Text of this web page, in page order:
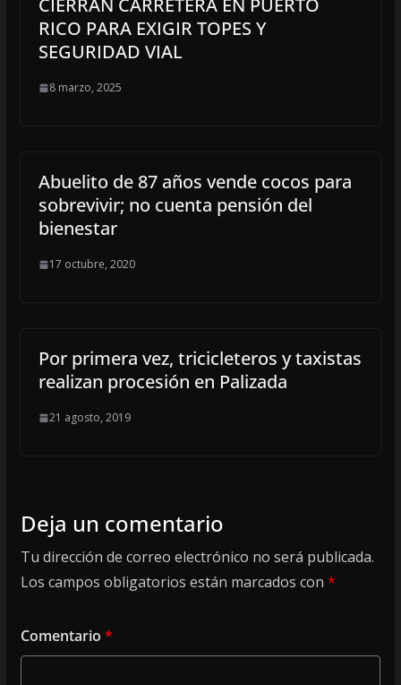
CIERRAN CARRETERA EN PUERTO
RICO PARA EXIGIR TOPES Y
SEGURIDAD VIAL
8 marzo, 2025
Abuelito de 87 años vende cocos para
sobrevivir; no cuenta pensión del
bienestar
17 octubre, 2020
Por primera vez, tricicleteros y taxistas
realizan procesión en Palizada
21 agosto, 2019
Deja un comentario
Tu dirección de correo electrónico no será publicada.
Los campos obligatorios están marcados con *
Comentario *